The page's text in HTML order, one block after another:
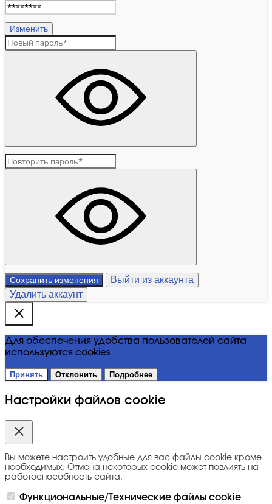
Изменить
Сохранить изменения
Выйти из аккаунта
Удалить аккаунт
Для обеспечения удобства пользователей сайта
используются cookies
Принять Отклонить Подробнее
Настройки файлов cookie
Вы можете настроить удобные для вас файлы cookie кроме
необходимых. Отмена некоторых cookie может повлиять на
работоспособность сайта.
Функциональные/Технические файлы cookie